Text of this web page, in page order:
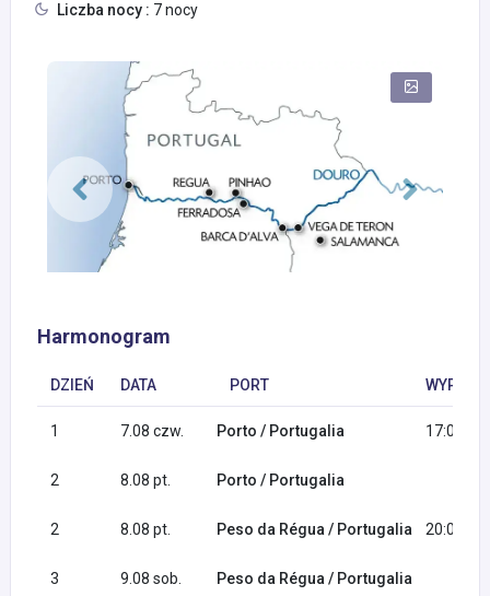
Liczba nocy : 7 nocy
Harmonogram
DZIEŃ DATA PORT
1 7.08 czw. Porto / Portugalia 17:00
2 8.08 pt. Porto / Portugalia
2 8.08 pt. Peso da Régua / Portugalia 20:00
3 9.08 sob. Peso da Régua / Portugalia